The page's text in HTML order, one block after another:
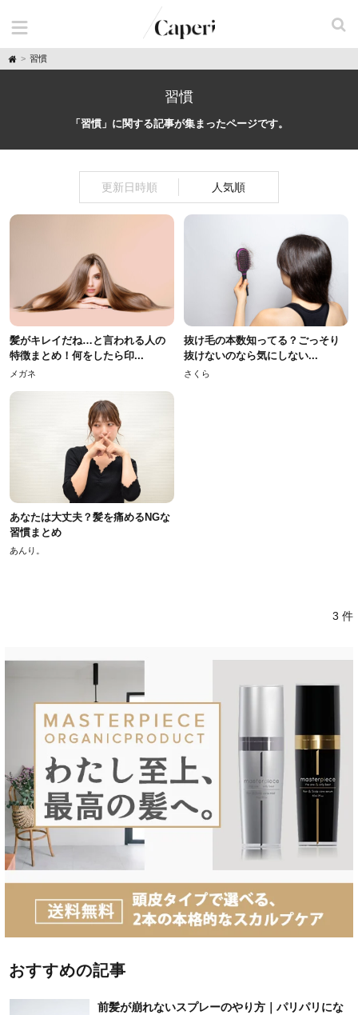
H
o
習慣
習慣
「習慣」に関する記事が集まったページです。
更新日時順 人気順
髪がキレイだね…と言われる人の
特徴まとめ！何をしたら印...
メガネ
抜け毛の本数知ってる？ごっそり
抜けないのなら気にしない...
さくら
あなたは大丈夫？髪を痛めるNGな
習慣まとめ
あんり。
3 件
おすすめの記事
前髪が崩れないスプレーのやり方｜パリパリにな